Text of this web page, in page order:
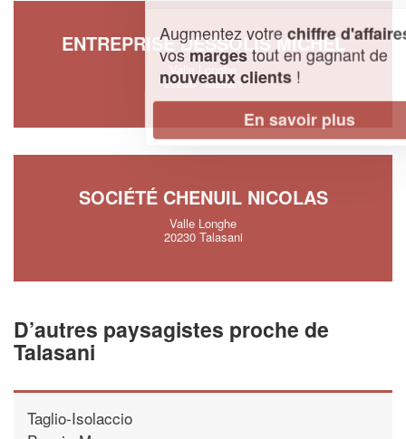
ENTREPRISE DESSOLIS MICHEL
Valle Longhe
20230 Talasani
SOCIÉTÉ CHENUIL NICOLAS
Valle Longhe
20230 Talasani
D’autres paysagistes proche de
Talasani
Taglio-Isolaccio
Augmentez votrechiffre d'affaireset
vosmargestout en gagnant de
nouveaux clients!
En savoir plus